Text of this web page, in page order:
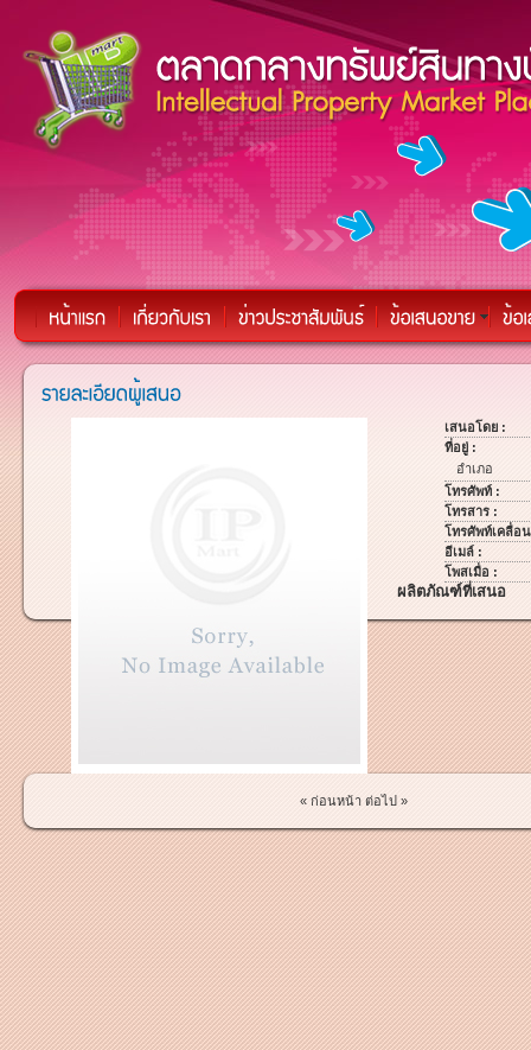
เสนอโดย :
ที่อยู่ :
อำเภอ
โทรศัพท์ :
โทรสาร :
โทรศัพท์เคลื่อ
อีเมล์ :
โพสเมื่อ :
ผลิตภัณฑ์ที่เสนอ
« ก่อนหน้า ต่อไป »